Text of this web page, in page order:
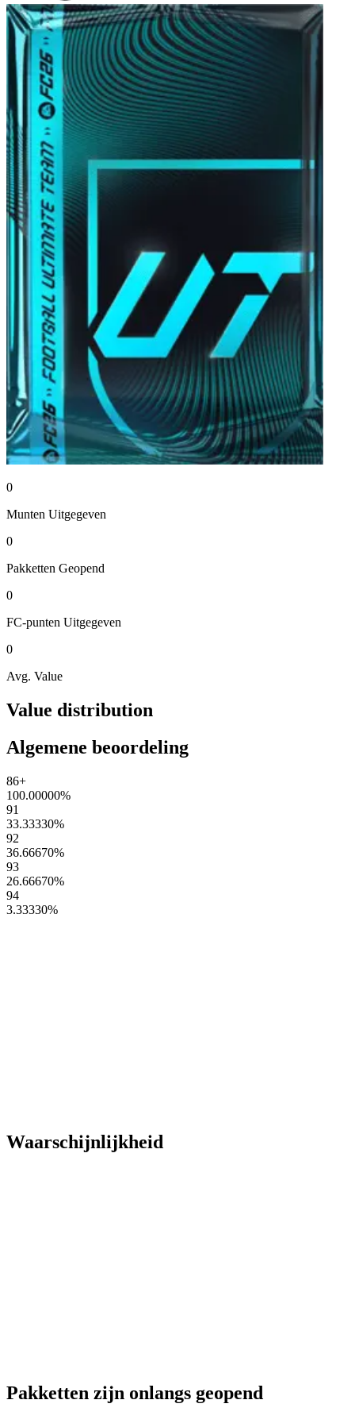
0
Munten Uitgegeven
0
Pakketten Geopend
0
FC-punten Uitgegeven
0
Avg. Value
Value distribution
Algemene beoordeling
86+
100.00000%
91
33.33330%
92
36.66670%
93
26.66670%
94
3.33330%
Waarschijnlijkheid
Pakketten zijn onlangs geopend